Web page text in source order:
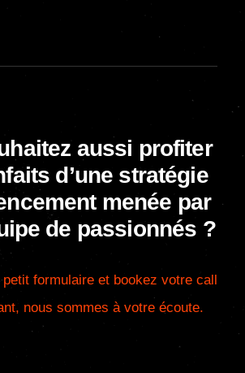
aussi profiter
d’une stratégie
menée par
de passionnés ?
formulaire et bookez votre call
nous sommes à votre écoute.